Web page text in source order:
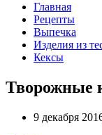
Главная
Рецепты
Выпечка
Изделия из
Кексы
Творожные
9 декабря